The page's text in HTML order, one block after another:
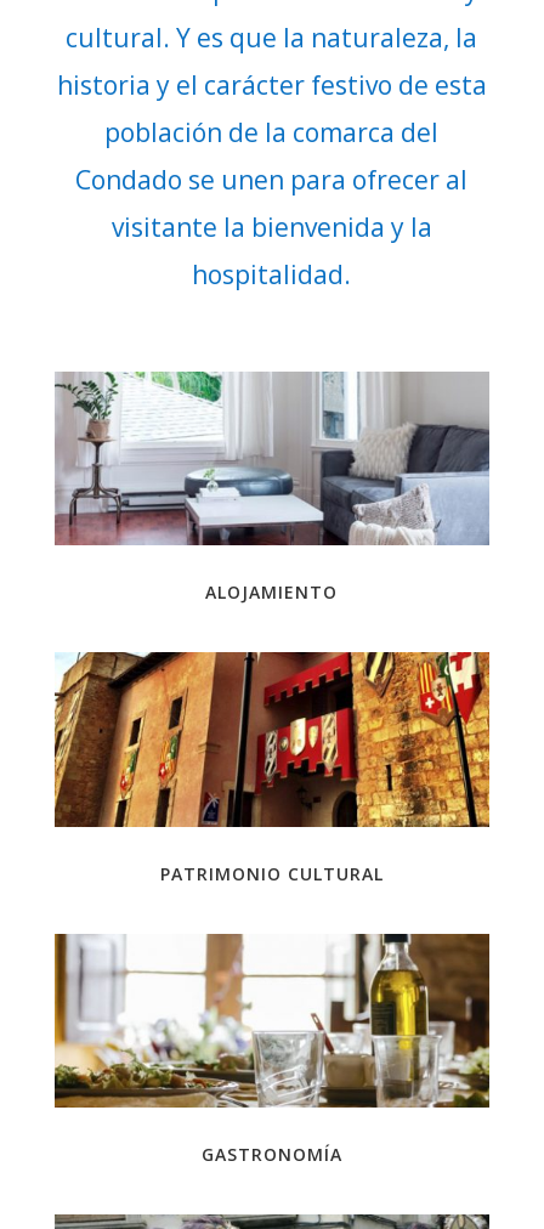
cultural. Y es que la naturaleza, la
historia y el carácter festivo de esta
población de la comarca del
Condado se unen para ofrecer al
visitante la bienvenida y la
hospitalidad.
ALOJAMIENTO
PATRIMONIO CULTURAL
GASTRONOMÍA